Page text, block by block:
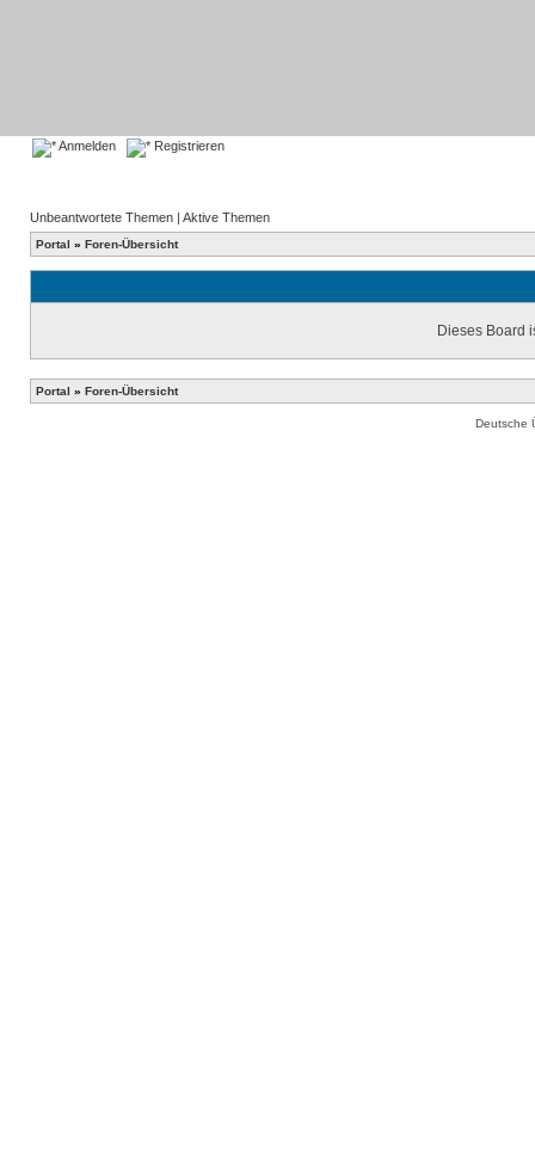
Anmelden Registrieren
Unbeantwortete Themen | Aktive Themen
Portal » Foren-Übersicht
Dieses Board
Portal » Foren-Übersicht
Deutsche